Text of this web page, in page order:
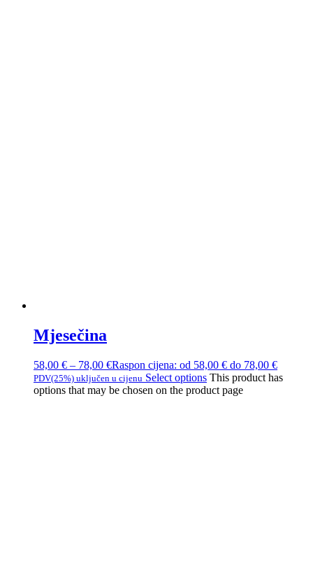
Mjesečina
58,00 € – 78,00 €Raspon cijena: od 58,00 € do 78,00 €
PDV(25%) uključen u cijenu Select options This product has
options that may be chosen on the product page